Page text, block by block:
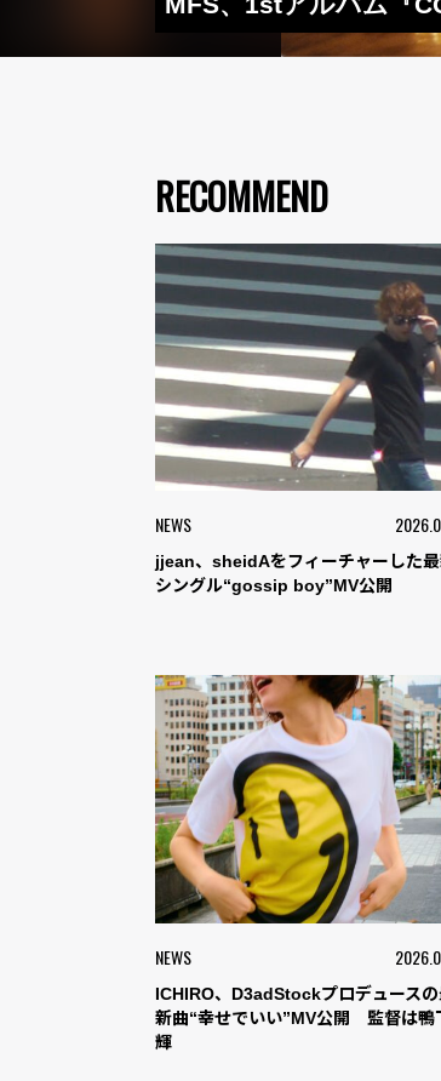
RECOMMEND
NEWS
jjean、sheidAをフィーチャーした
シングル“gossip boy”MV公開
NEWS
ICHIRO、D3adStockプロデュース
新曲“幸せでいい”MV公開 監督は鴨
輝